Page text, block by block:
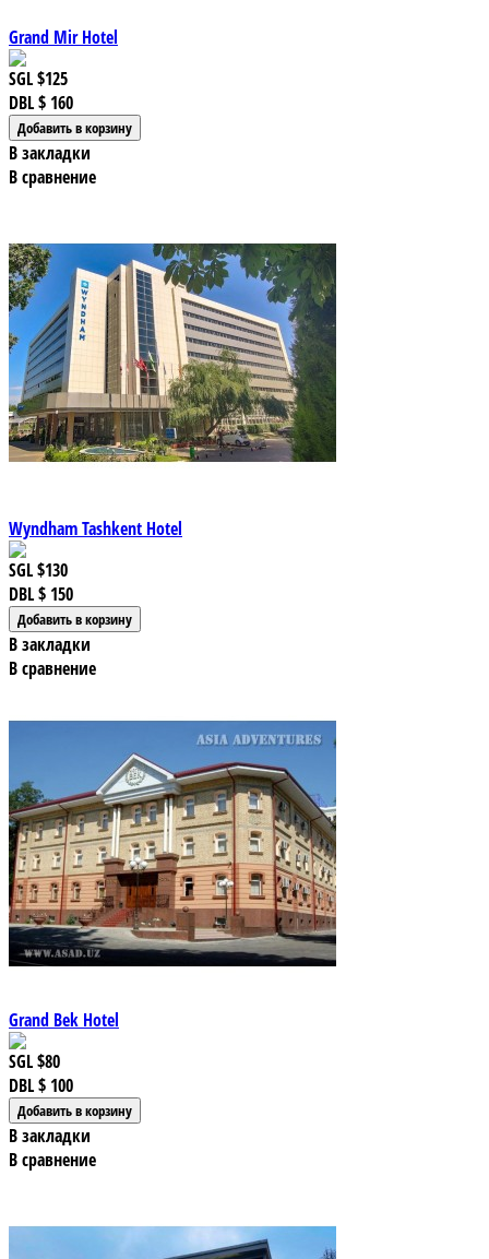
Grand Mir Hotel
SGL$125
DBL$ 160
В закладки
В сравнение
Wyndham Tashkent Hotel
SGL$130
DBL$ 150
В закладки
В сравнение
Grand Bek Hotel
SGL$80
DBL$ 100
В закладки
В сравнение